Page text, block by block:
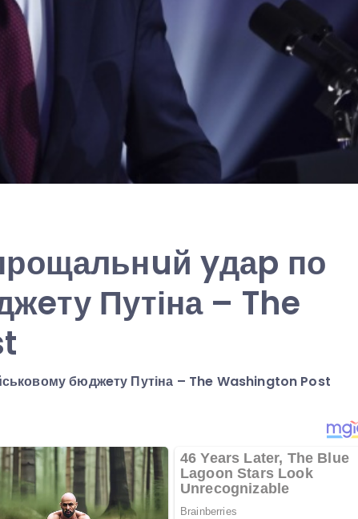
yдаp по
Путіна – The
бюджeту Путіна – The Washington Post